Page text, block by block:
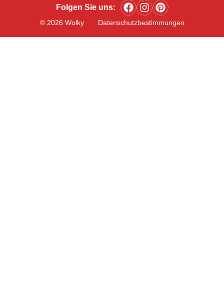
© 2026 Wolky Datenschutzbestimmungen
Folgen Sie uns: